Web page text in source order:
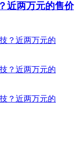
近两万元的售价